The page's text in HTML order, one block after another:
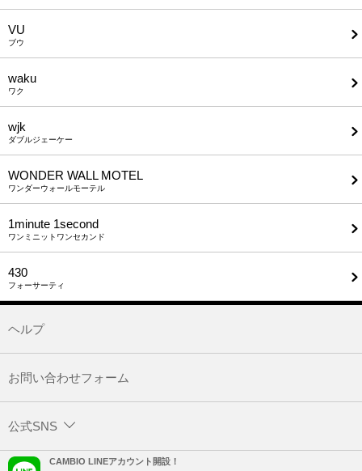
VU
ブウ
waku
ワク
wjk
ダブルジェーケー
WONDER WALL MOTEL
ワンダーウォールモーテル
1minute​ 1second
ワンミニットワンセカンド
430
フォーサーティ
ヘルプ
お問い合わせフォーム
公式SNS
CAMBIO LINEアカウント開設！